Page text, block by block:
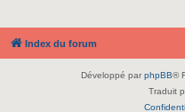
Index du forum
Développé par phpBB®
Traduit